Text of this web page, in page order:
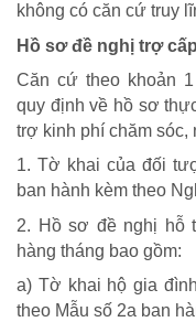
TRÁCH NHIỆM CỘNG
Doanh nghiệp - Doanh
Mô hình tiêu biểu
không có căn cứ truy
Hồ sơ đề nghị trợ
Căn cứ theo khoản
quy định về hồ sơ
trợ kinh phí chăm
1. Tờ khai của đối
ban hành kèm theo
2. Hồ sơ đề nghị hỗ
hàng tháng bao gồm:
a) Tờ khai hộ gia
theo Mẫu số 2a ban